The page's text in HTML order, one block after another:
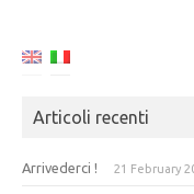
Articoli recenti
Arrivederci ! 21 February